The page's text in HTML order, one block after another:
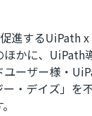
進するUiPath x
かに、UiPath
ーザー様・
・デイズ」を